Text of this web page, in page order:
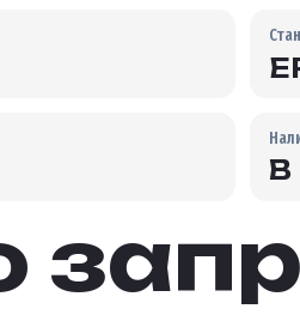
В